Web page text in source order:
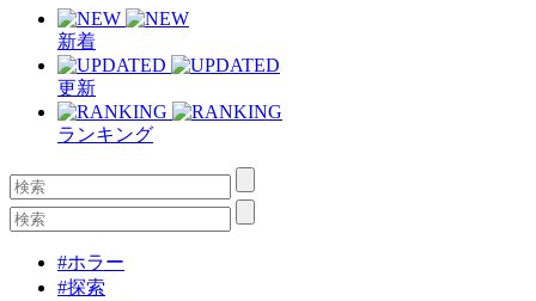
新着
更新
ランキング
#ホラー
#探索